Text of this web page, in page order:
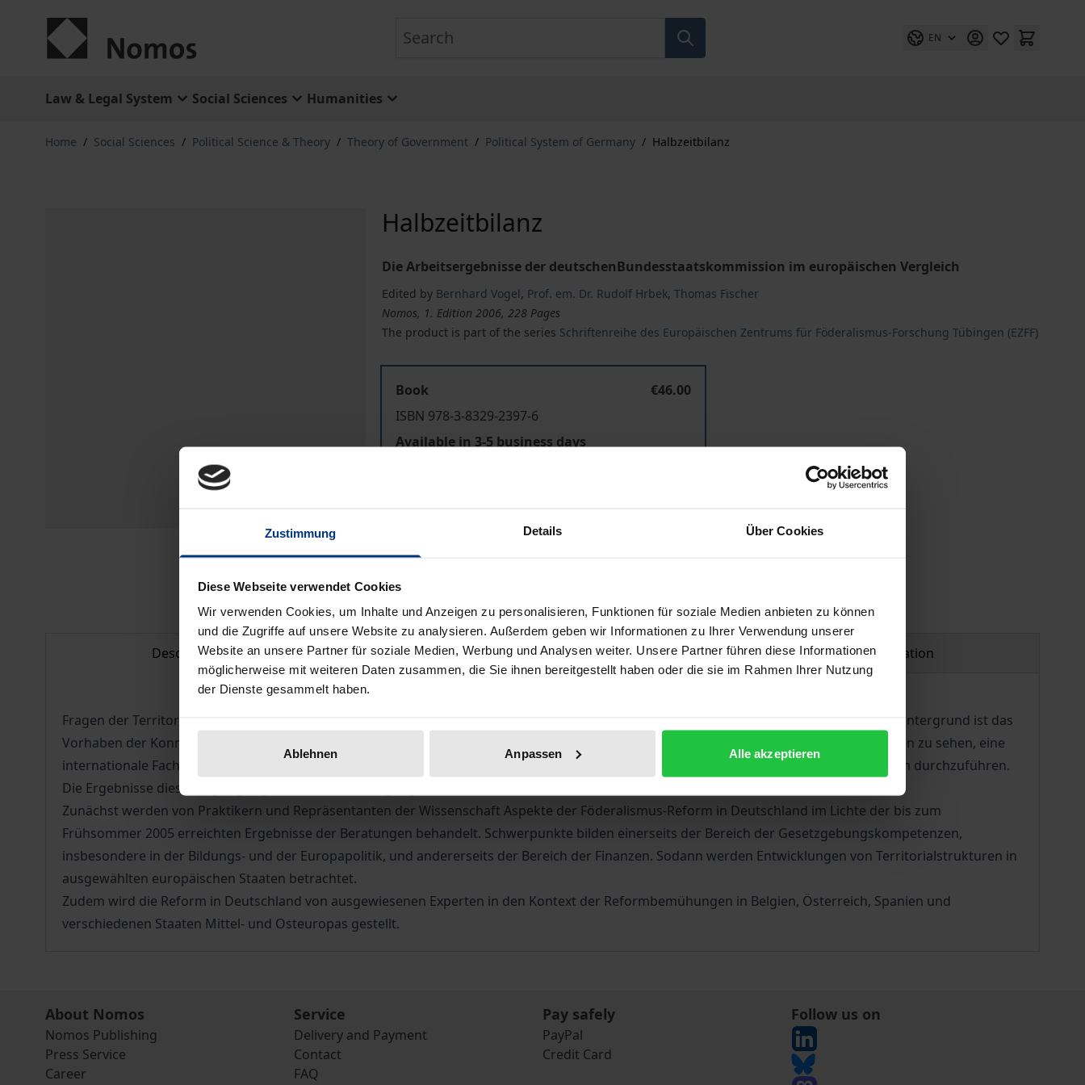
Zustimmung Details Über Cookies
Diese Webseite verwendet Cookies
Wir verwenden Cookies, um Inhalte und Anzeigen zu personalisieren, Funktionen für soziale Medien anbieten zu können
und die Zugriffe auf unsere Website zu analysieren. Außerdem geben wir Informationen zu Ihrer Verwendung unserer
Website an unsere Partner für soziale Medien, Werbung und Analysen weiter. Unsere Partner führen diese Informationen
möglicherweise mit weiteren Daten zusammen, die Sie ihnen bereitgestellt haben oder die sie im Rahmen Ihrer Nutzung
der Dienste gesammelt haben.
Ablehnen Anpassen Alle akzeptieren
EN
Law & Legal System Social Sciences Humanities
Home / Social Sciences / Political Science & Theory / Theory of Government / Political System of Germany / Halbzeitbilanz
Halbzeitbilanz
Die Arbeitsergebnisse der deutschenBundesstaatskommission im europäischen Vergleich
Edited by Bernhard Vogel, Prof. em. Dr. Rudolf Hrbek,Thomas Fischer
Nomos, 1. Edition 2006, 228 Pages
The product is part of the series Schriftenreihe des Europäischen Zentrums für Föderalismus-Forschung Tübingen (EZFF)
Book
€46.00
ISBN 978-3-8329-2397-6
Available in 3-5 business days
Description Bibliographical data Product safety information
Fragen der Territorialstruktur europäischer Staaten rangieren seit Jahren auf der politischen Agenda an prominenter Stelle. Vor diesem Hintergrund ist das
Vorhaben der Konrad-Adenauer-Stiftung, der Bertelsmann-Stiftung und des Europäischen Zentrums für Föderalismus-Forschung Tübingen zu sehen, eine
internationale Fachkonferenz zu Aspekten von Föderalismus, Dezentralisierung und Regionalismus in ausgewählten europäischen Staaten durchzuführen.
Die Ergebnisse dieser Tagung liegen nun in einem Tagungsband vor.
Zunächst werden von Praktikern und Repräsentanten der Wissenschaft Aspekte der Föderalismus-Reform in Deutschland im Lichte der bis zum
Frühsommer 2005 erreichten Ergebnisse der Beratungen behandelt. Schwerpunkte bilden einerseits der Bereich der Gesetzgebungskompetenzen,
insbesondere in der Bildungs- und der Europapolitik, und andererseits der Bereich der Finanzen. Sodann werden Entwicklungen von Territorialstrukturen in
ausgewählten europäischen Staaten betrachtet.
Zudem wird die Reform in Deutschland von ausgewiesenen Experten in den Kontext der Reformbemühungen in Belgien, Österreich, Spanien und
verschiedenen Staaten Mittel- und Osteuropas gestellt.
About Nomos
Nomos Publishing
Press Service
Career
Service
Delivery and Payment
Contact
FAQ
Pay safely
PayPal
Credit Card
Follow us on